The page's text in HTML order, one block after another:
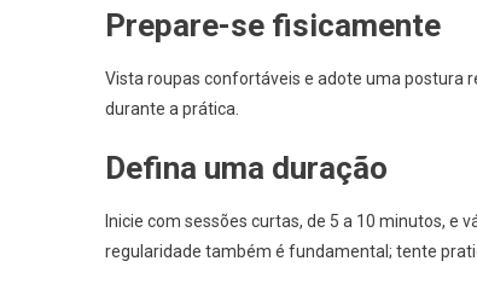
Prepare-se fisicamente
Vista roupas confortáveis e adote uma postura
durante a prática.
Defina uma duração
Inicie com sessões curtas, de 5 a 10 minutos,
regularidade também é fundamental; tente